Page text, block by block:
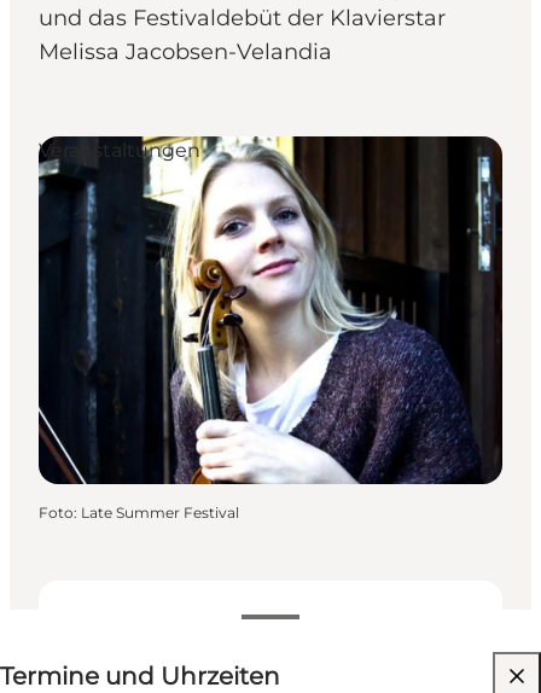
und das Festivaldebüt der Klavierstar
Melissa Jacobsen-Velandia
Termine und Uhrzeiten
Termine und Uhrzeiten
Website besuchen
Veranstaltungen
Foto: Late Summer Festival